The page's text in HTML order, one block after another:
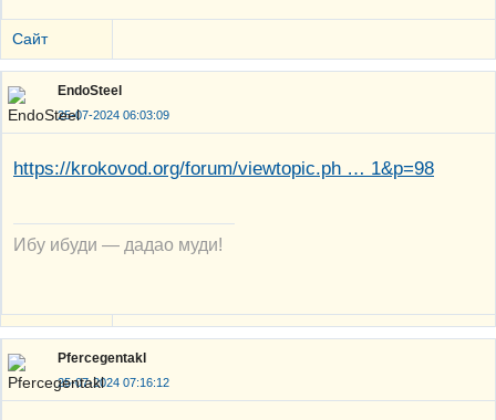
Сайт
EndoSteel
25-07-2024 06:03:09
https://krokovod.org/forum/viewtopic.ph … 1&p=98
Ибу ибуди — дадао муди!
Pfercegentakl
25-07-2024 07:16:12